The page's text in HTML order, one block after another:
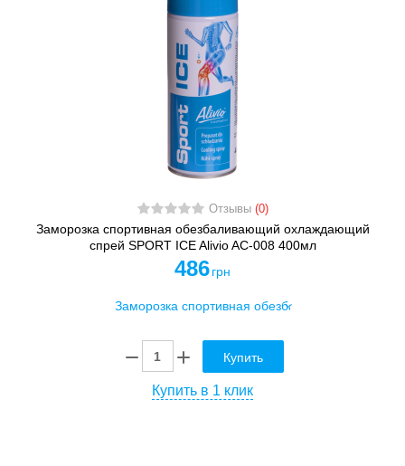
Отзывы (0)
Заморозка спортивная обезбаливающий охлаждающий
спрей SPORT ICE Alivio AC-008 400мл
486 грн
Купить
Купить в 1 клик